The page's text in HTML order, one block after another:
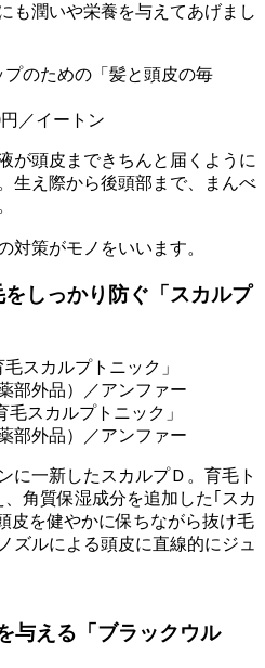
も潤いや栄養を与えてあげまし
／イートン
が頭皮まできちんと届くように
生え際から後頭部まで、まんべ
対策がモノをいいます。
しっかり防ぐ「スカルプ
スカルプトニック」
部外品）／アンファー
に一新したスカルプＤ。育毛ト
角質保湿成分を追加した｢スカ
皮を健やかに保ちながら抜け毛
ズルによる頭皮に直線的にジュ
与える「ブラックウル